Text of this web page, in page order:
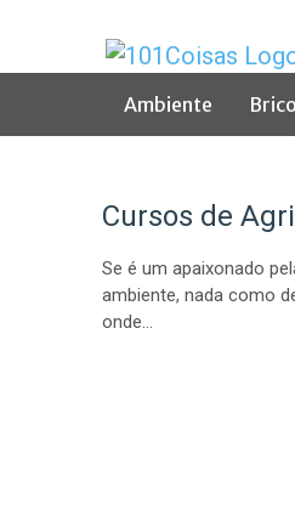
Ambiente
Cursos de
Se é um apaixonado
ambiente, nada como
onde…